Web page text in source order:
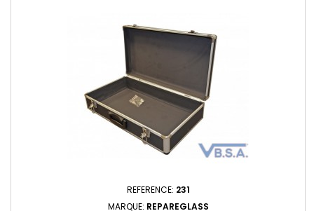
REFERENCE: 231
MARQUE: REPAREGLASS